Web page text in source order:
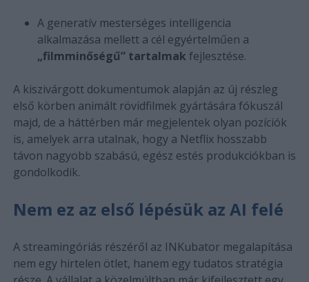
A generatív mesterséges intelligencia
alkalmazása mellett a cél egyértelműen a
„filmminőségű” tartalmak fejlesztése.
A kiszivárgott dokumentumok alapján az új részleg
első körben animált rövidfilmek gyártására fókuszál
majd, de a háttérben már megjelentek olyan pozíciók
is, amelyek arra utalnak, hogy a Netflix hosszabb
távon nagyobb szabású, egész estés produkciókban is
gondolkodik.
Nem ez az első lépésük az AI felé
A streamingóriás részéről az INKubator megalapítása
nem egy hirtelen ötlet, hanem egy tudatos stratégia